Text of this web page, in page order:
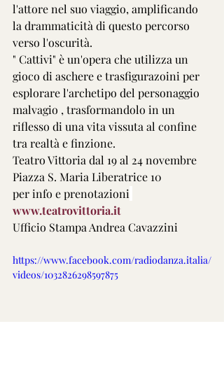
l'attore nel suo viaggio, amplificando
la drammaticità di questo percorso
verso l'oscurità.
" Cattivi" è un'opera che utilizza un
gioco di aschere e trasfigurazoini per
esplorare l'archetipo del personaggio
malvagio , trasformandolo in un
riflesso di una vita vissuta al confine
tra realtà e finzione.
Teatro Vittoria dal 19 al 24 novembre
Piazza S. Maria Liberatrice 10
per info e prenotazioni
www.teatrovittoria.it
Ufficio Stampa Andrea Cavazzini
https://www.facebook.com/radiodanza.italia/
videos/1032826298597875